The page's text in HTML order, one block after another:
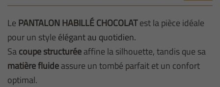
Le PANTALON HABILLÉ CHOCOLATest la pièce idéale
pour un style élégant au quotidien.
Sacoupe structuréeaffine la silhouette, tandis que sa
matière fluideassure un tombé parfait et un confort
optimal.